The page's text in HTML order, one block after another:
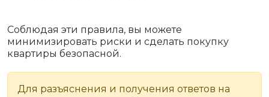
Соблюдая эти правила, вы можете
минимизировать риски и сделать покупку
квартиры безопасной.
Для разъяснения и получения ответов на